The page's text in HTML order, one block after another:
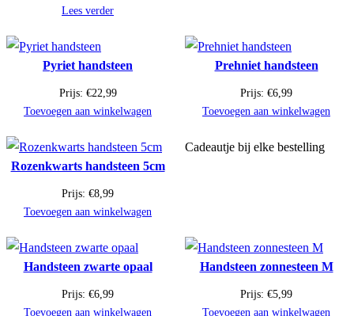
prijs
Lees verder
Pyriet handsteen
Prijs: €22,99
Toevoegen aan winkelwagen
Prehniet handsteen
Prijs: €6,99
Toevoegen aan winkelwagen
Rozenkwarts handsteen 5cm
Prijs: €8,99
Toevoegen aan winkelwagen
Cadeautje bij elke bestelling
Handsteen zwarte opaal
Prijs: €6,99
Toevoegen aan winkelwagen
Handsteen zonnesteen M
Prijs: €5,99
Toevoegen aan winkelwagen